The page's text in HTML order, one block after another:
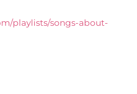
playlists/songs-about-